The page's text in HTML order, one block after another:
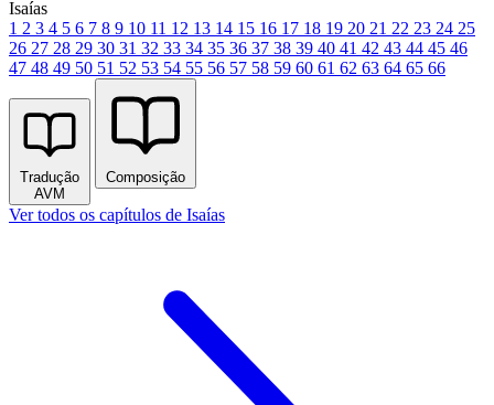
Isaías
1 2 3 4 5 6 7 8 9 10 11 12 13 14 15 16 17 18 19 20 21 22 23 24 25
26 27 28 29 30 31 32 33 34 35 36 37 38 39 40 41 42 43 44 45 46
47 48 49 50 51 52 53 54 55 56 57 58 59 60 61 62 63 64 65 66
Tradução
AVM
Composição
Ver todos os capítulos de Isaías